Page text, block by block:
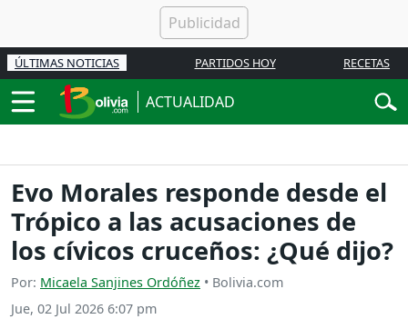
ÚLTIMAS NOTICIAS PARTIDOS HOY RECETAS
ACTUALIDAD
Evo Morales responde desde el
Trópico a las acusaciones de
los cívicos cruceños: ¿Qué dijo?
Por: Micaela Sanjines Ordóñez • Bolivia.com
Jue, 02 Jul 2026 6:07 pm